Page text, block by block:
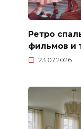
Ретро
фильмов и
23.07.2026